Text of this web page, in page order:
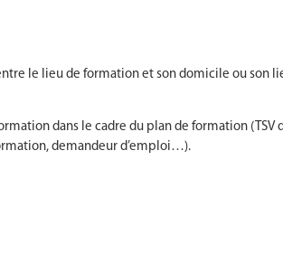
le lieu de formation et son domicile ou son
dans le cadre du plan de formation (TSV
demandeur d’emploi…).